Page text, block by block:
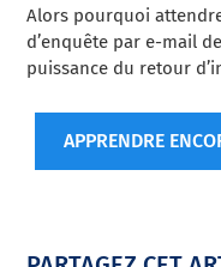
Alors pourquoi
d’enquête par e-mail
puissance du retour
APPRENDRE